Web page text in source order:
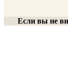
Если вы не